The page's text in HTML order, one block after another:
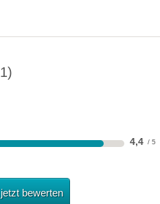
1
4,4
jetzt bewerten